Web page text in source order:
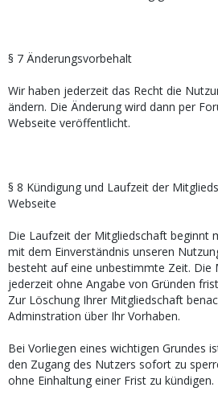
§ 7 Änderungsvorbehalt
Wir haben jederzeit das Recht die
ändern. Die Änderung wird dann per
Webseite veröffentlicht.
§ 8 Kündigung und Laufzeit der
Webseite
Die Laufzeit der Mitgliedschaft beginnt
mit dem Einverständnis unseren
besteht auf eine unbestimmte Zeit. Die
jederzeit ohne Angabe von Gründen
Zur Löschung Ihrer Mitgliedschaft
Adminstration über Ihr Vorhaben.
Bei Vorliegen eines wichtigen Grundes
den Zugang des Nutzers sofort zu
ohne Einhaltung einer Frist zu kündigen.